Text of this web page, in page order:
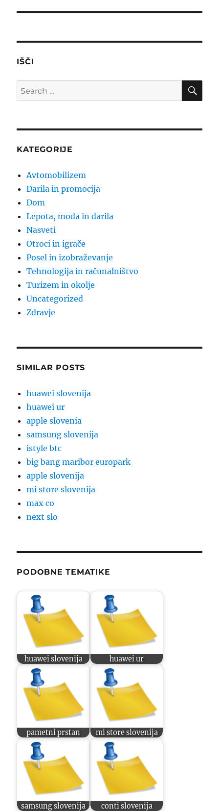
IŠČI
Search
for:
KATEGORIJE
Avtomobilizem
Darila in promocija
Dom
Lepota, moda in darila
Nasveti
Otroci in igrače
Posel in izobraževanje
Tehnologija in računalništvo
Turizem in okolje
Uncategorized
Zdravje
SIMILAR POSTS
huawei slovenija
huawei ur
apple slovenia
samsung slovenija
istyle btc
big bang maribor europark
apple slovenija
mi store slovenija
max co
next slo
PODOBNE TEMATIKE
huawei slovenija huawei ur
pametni prstan mi store slovenija
samsung slovenija conti slovenija